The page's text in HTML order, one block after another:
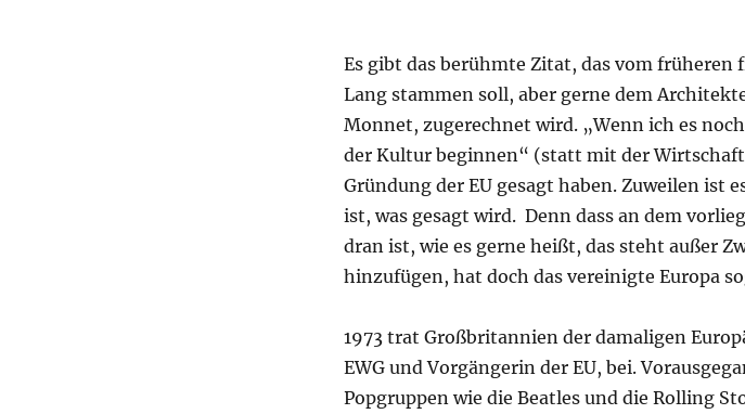
Es gibt das berühmte Zitat, das vom
Lang stammen soll, aber gerne dem
Monnet, zugerechnet wird. „Wenn ich es
der Kultur beginnen“ (statt mit der
Gründung der EU gesagt haben. Zuweilen ist
ist, was gesagt wird. Denn dass an dem
dran ist, wie es gerne heißt, das steht außer
hinzufügen, hat doch das vereinigte Europa
1973 trat Großbritannien der damaligen
EWG und Vorgängerin der EU, bei.
Popgruppen wie die Beatles und die Rolling